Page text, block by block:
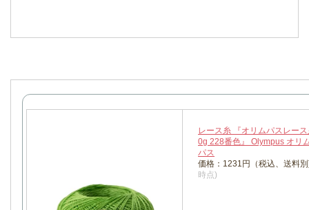
レース糸 『オリムパスレー
0g 228番色』 Olympus オリ
パス
価格：1231円（税込、送料
時点)